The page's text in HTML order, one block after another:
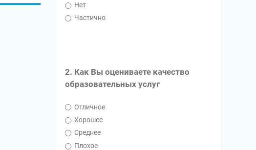
Нет
Частично
2. Как Вы оцениваете качество
образовательных услуг
Отличное
Хорошее
Среднее
Плохое